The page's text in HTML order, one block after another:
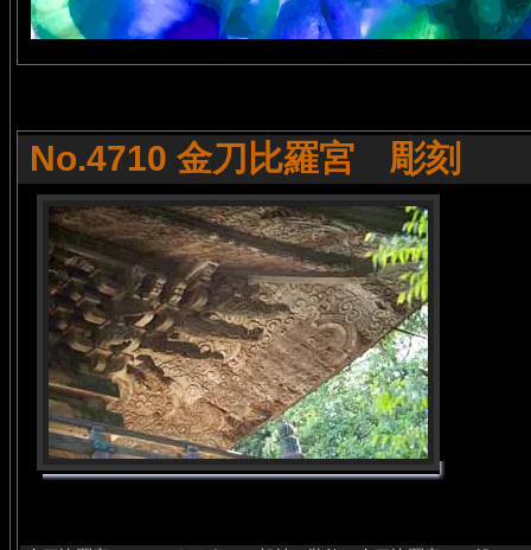
No.4710 金刀比羅宮 彫刻